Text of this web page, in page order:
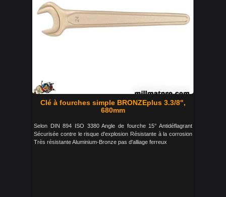
Clé à fourches simple BRONZEplus 3.3/8",
680mm
Selon DIN 894 ISO 3380 Angle de fourche 15° Antidéflagrant
Sécurisée contre le risque d'explosion Résistante à la corrosion
Très résistante Aluminium-Bronze pas d'alliage ferreux